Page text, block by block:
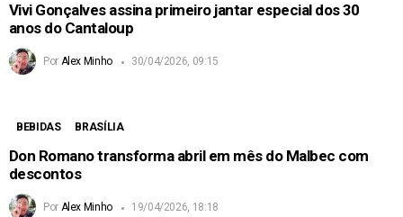
Vivi Gonçalves assina primeiro jantar especial dos 30
anos do Cantaloup
Por Alex Minho 30/04/2026, 09:15
BEBIDAS BRASÍLIA
Don Romano transforma abril em mês do Malbec com
descontos
Por Alex Minho 19/04/2026, 18:18